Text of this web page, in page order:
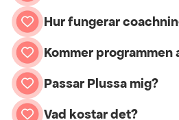
Hur fungerar
Kommer programmen
Passar Plussa mig?
Vad kostar det?